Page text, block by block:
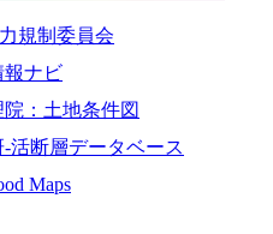
規制委員会
報ナビ
院：土地条件図
-活断層データベース
Maps